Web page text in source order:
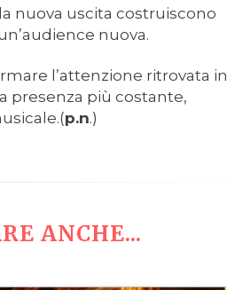
nuova uscita costruiscono
nuova.
l’attenzione ritrovata in
presenza più costante,
p.n.)
ANCHE...